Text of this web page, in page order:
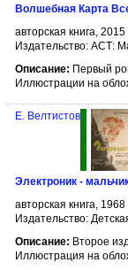
Волшебная Карта
авторская книга, 2015
Издательство: АСТ:
Описание: Первый
Иллюстрации на
Е. Велтистов
Электроник -
авторская книга, 1968
Издательство:
Описание: Второе
Иллюстрация на